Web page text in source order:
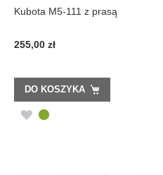
Kubota M5-111 z prasą
255,00 zł
DO KOSZYKA
DODAJ